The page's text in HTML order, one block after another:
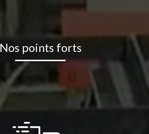
Nos points forts